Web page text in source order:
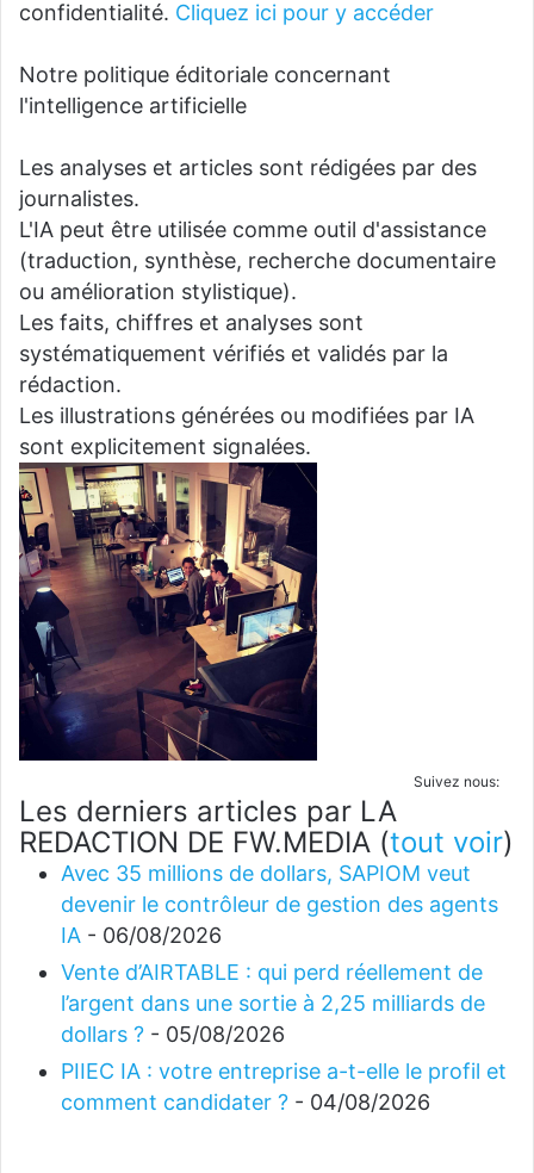
confidentialité. Cliquez ici pour y accéder
Notre politique éditoriale concernant
l'intelligence artificielle
Les analyses et articles sont rédigées par des
journalistes.
L'IA peut être utilisée comme outil d'assistance
(traduction, synthèse, recherche documentaire
ou amélioration stylistique).
Les faits, chiffres et analyses sont
systématiquement vérifiés et validés par la
rédaction.
Les illustrations générées ou modifiées par IA
sont explicitement signalées.
Suivez nous:
Les derniers articles par LA
REDACTION DE FW.MEDIA (tout voir)
Avec 35 millions de dollars, SAPIOM veut
devenir le contrôleur de gestion des agents
IA - 06/08/2026
Vente d’AIRTABLE : qui perd réellement de
l’argent dans une sortie à 2,25 milliards de
dollars ? - 05/08/2026
PIIEC IA : votre entreprise a-t-elle le profil et
comment candidater ? - 04/08/2026